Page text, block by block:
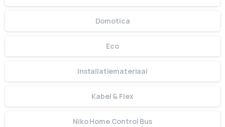
Domotica
Eco
Installatiemateriaal
Kabel & Flex
Niko Home Control Bus